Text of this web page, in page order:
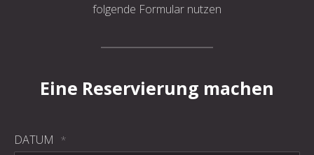
folgende Formular nutzen
Eine Reservierung machen
DATUM *